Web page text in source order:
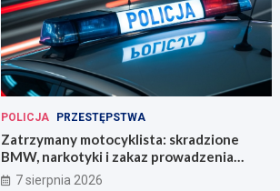
POLICJA PRZESTĘPSTWA
Zatrzymany motocyklista: skradzione
BMW, narkotyki i zakaz prowadzenia
pojazdów
7 sierpnia 2026